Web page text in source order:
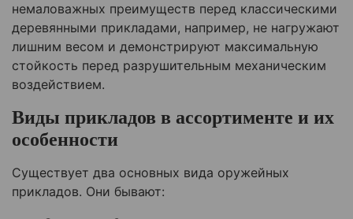
немаловажных преимуществ перед классическими
деревянными прикладами, например, не нагружают
лишним весом и демонстрируют максимальную
стойкость перед разрушительным механическим
воздействием.
Виды прикладов в ассортименте и их
особенности
Существует два основных вида оружейных
прикладов. Они бывают: